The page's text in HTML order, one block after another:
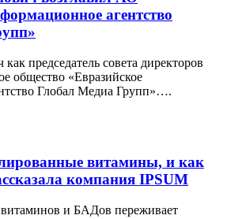
агентство
председатель совета директоров
общество «Евразийское
Глобал Медиа Групп»….
витамины, и как
компания IPSUM
и БАДов переживает